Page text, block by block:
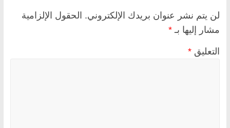
لن يتم نشر عنوان بريدك الإلكتروني. الحقول الإلزامية
مشار إليها بـ *
التعليق *